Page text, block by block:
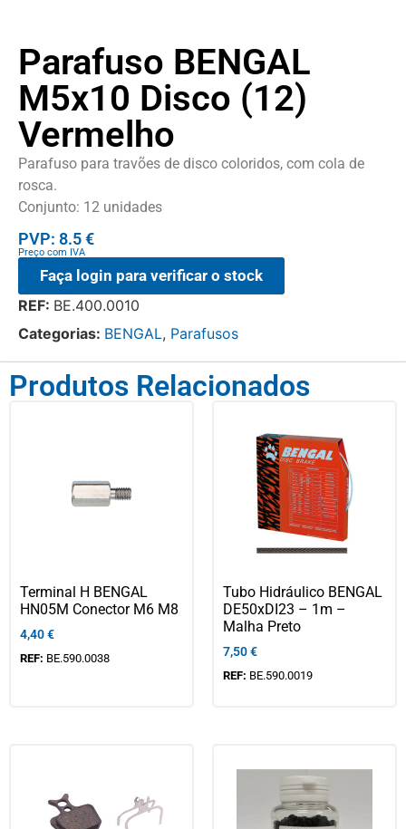
Parafuso BENGAL
M5x10 Disco (12)
Vermelho
Parafuso para travões de disco coloridos, com cola de
rosca.
Conjunto: 12 unidades
PVP: 8.5 €
Preço com IVA
Faça login para verificar o stock
REF: BE.400.0010
Categorias: BENGAL, Parafusos
Produtos Relacionados
Terminal H BENGAL
HN05M Conector M6 M8
4,40€
REF: BE.590.0038
Tubo Hidráulico BENGAL
DE50xDI23 – 1m –
Malha Preto
7,50€
REF: BE.590.0019